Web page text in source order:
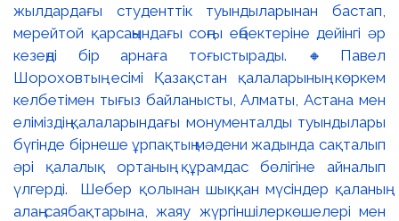
жылдардағы студенттік туындыларынан бастап,
мерейтой қарсаңындағы соңғы еңбектеріне дейінгі әр
кезеңді бір арнаға тоғыстырады. 🔸Павел
Шороховтың есімі Қазақстан қалаларының көркем
келбетімен тығыз байланысты, Алматы, Астана мен
еліміздің қалаларындағы монументалды туындылары
бүгінде бірнеше ұрпақтың мәдени жадында сақталып
әрі қалалық ортаның құрамдас бөлігіне айналып
үлгерді. Шебер қолынан шыққан мүсіндер қаланың
алаң-саябақтарына, жаяу жүргіншілеркөшелері мен